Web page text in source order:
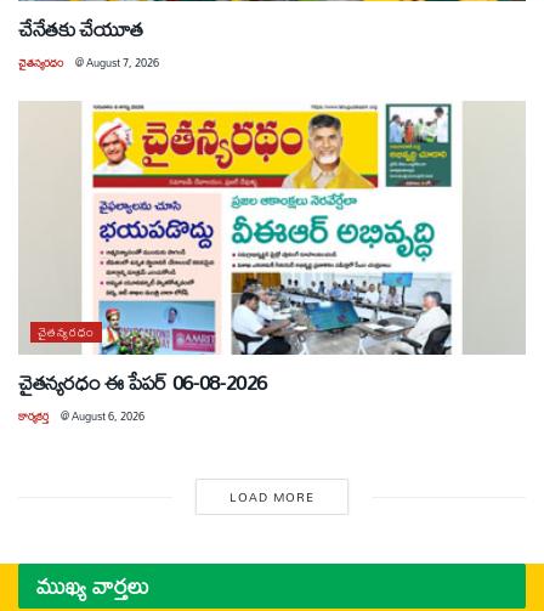
చేనేతకు చేయూత
చైతన్యరధం @August 7, 2026
చైతన్యరధం
చైతన్యరధం ఈ పేపర్ 06-08-2026
కార్యకర్త @August 6, 2026
LOAD MORE
ముఖ్య వార్తలు